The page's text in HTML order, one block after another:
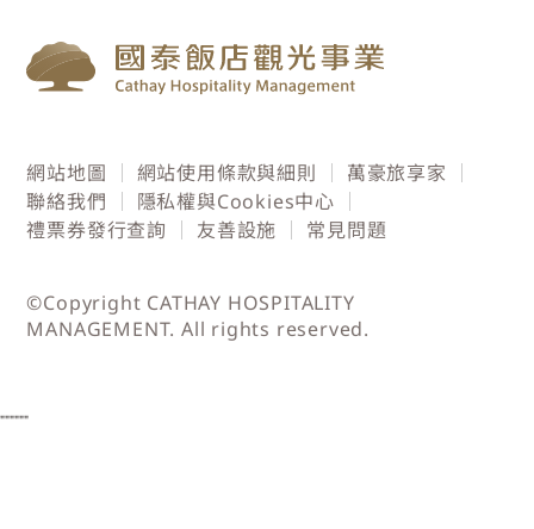
網站地圖 網站使用條款與細則
萬豪旅享家
聯絡我們
隱私權與Cookies中心
禮票券發行查詢
友善設施 常見問題
©Copyright CATHAY HOSPITALITY
MANAGEMENT. All rights reserved.
""""""